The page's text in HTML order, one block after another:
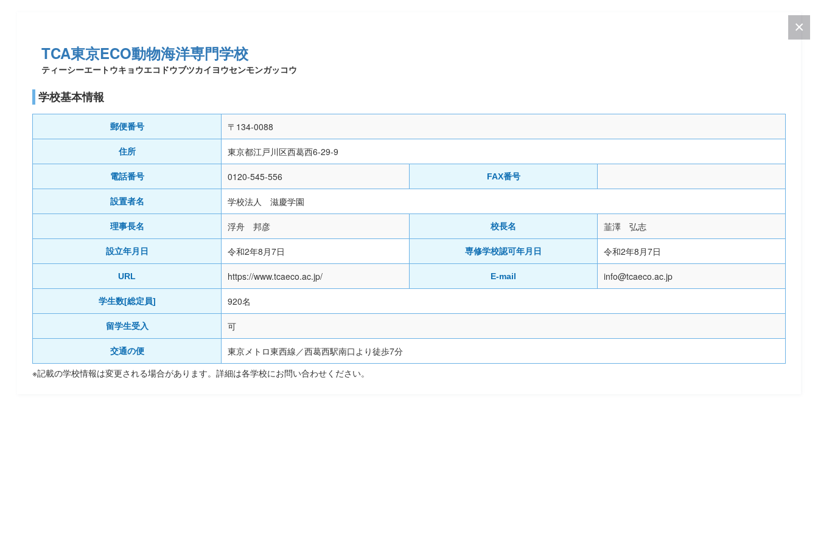
TCA東京ECO動物海洋専門学校
ティーシーエートウキョウエコドウブツカイヨウセンモンガッコウ
学校基本情報
郵便番号 〒134-0088
住所 東京都江戸川区西葛西6-29-9
電話番号 0120-545-556 FAX番号
設置者名 学校法人 滋慶学園
理事長名 浮舟 邦彦 校長名 韮澤 弘志
設立年月日 令和2年8月7日 専修学校認可年月日 令和2年8月7日
URL https://www.tcaeco.ac.jp/ E-mail info@tcaeco.ac.jp
学生数[総定員] 920名
留学生受入 可
交通の便
東京メトロ東西線／西葛西駅南口より徒歩7分
※記載の学校情報は変更される場合があります。詳細は各学校にお問い合わせください。